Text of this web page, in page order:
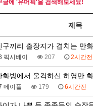
글에 '유머픽'을 검색해보세요!
제목
구끼리 출장지가 겹치는 만화
픽시베이 207 2시간전
화방에서 울컥하신 허영만
메이플 179 6시간전